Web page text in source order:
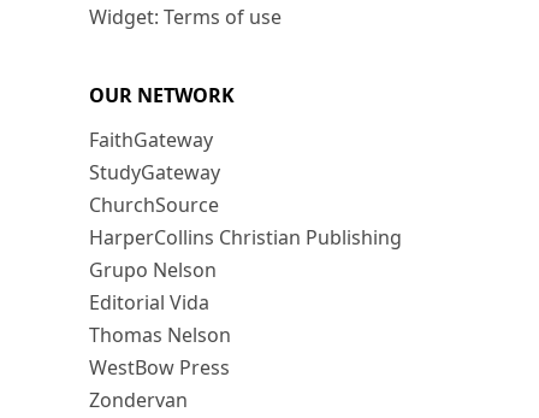
Widget: Terms of use
OUR NETWORK
FaithGateway
StudyGateway
ChurchSource
HarperCollins Christian Publishing
Grupo Nelson
Editorial Vida
Thomas Nelson
WestBow Press
Zondervan